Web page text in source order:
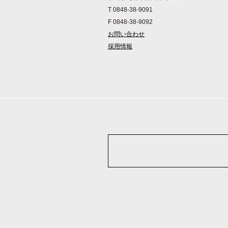
T 0848-38-9091
F 0848-38-9092
お問い合わせ
採用情報